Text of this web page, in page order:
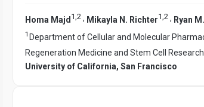
Homa Majd 1,2 , Mikayla N. Richter1,2 , Ryan
1 Department of Cellular and Molecular
Regeneration Medicine and Stem Cell
University of California, San Francisco